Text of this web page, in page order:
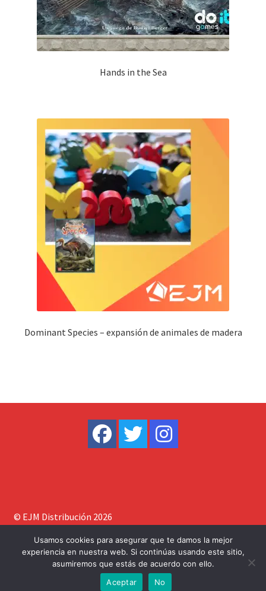
Hands in the Sea
Dominant Species – expansión de animales de madera
© EJM Distribución 2026
Usamos cookies para asegurar que te damos la mejor
experiencia en nuestra web. Si continúas usando este sitio,
asumiremos que estás de acuerdo con ello.
Aceptar
No